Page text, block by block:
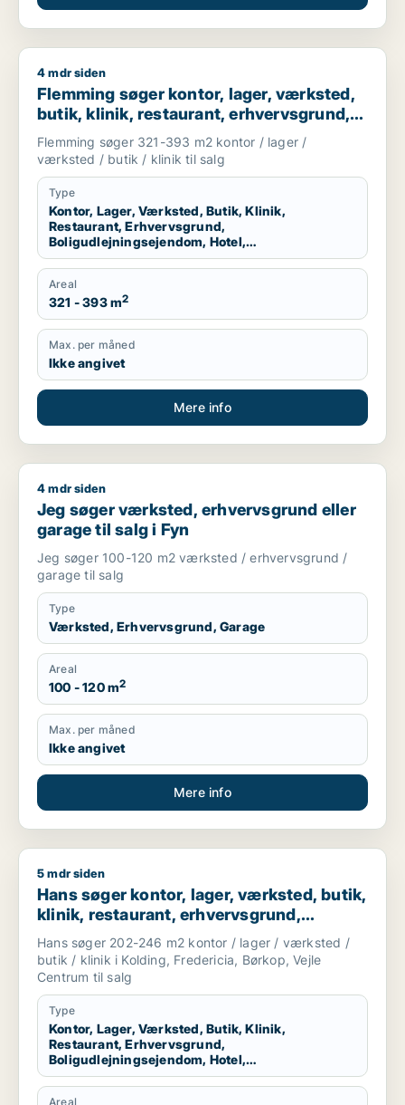
Flemming søger kontor, lager, værksted, butik, klinik,
4 mdr siden
Flemming søger kontor, lager, værksted,
butik, klinik, restaurant, erhvervsgrund,
boligudlejningsejendom, hotel,
produktionslokaler eller garage til salg i
Kolding, Christiansfeld eller Sjølund m.fl.
Flemming søger 321-393 m2 kontor / lager /
værksted / butik / klinik til salg
Type
Kontor, Lager, Værksted, Butik, Klinik,
Restaurant, Erhvervsgrund,
Boligudlejningsejendom, Hotel,
Produktionslokaler, Garage
Areal
321 - 393 m2
Max. per måned
Ikke angivet
Mere info
Jeg søger værksted, erhvervsgrund eller garage til salg i
4 mdr siden
Jeg søger værksted, erhvervsgrund eller
garage til salg i Fyn
Jeg søger 100-120 m2 værksted / erhvervsgrund /
garage til salg
Type
Værksted, Erhvervsgrund, Garage
Areal
100 - 120 m2
Max. per måned
Ikke angivet
Mere info
Hans søger kontor, lager, værksted, butik, klinik,
5 mdr siden
Hans søger kontor, lager, værksted, butik,
klinik, restaurant, erhvervsgrund,
boligudlejningsejendom, hotel,
produktionslokaler eller garage til salg i
Kolding, Fredericia eller Børkop m.fl.
Hans søger 202-246 m2 kontor / lager / værksted /
butik / klinik i Kolding, Fredericia, Børkop, Vejle
Centrum til salg
Type
Kontor, Lager, Værksted, Butik, Klinik,
Restaurant, Erhvervsgrund,
Boligudlejningsejendom, Hotel,
Produktionslokaler, Garage
Areal